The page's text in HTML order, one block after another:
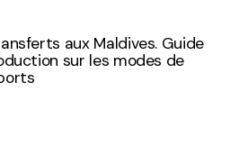
aux Maldives. Guide
sur les modes de